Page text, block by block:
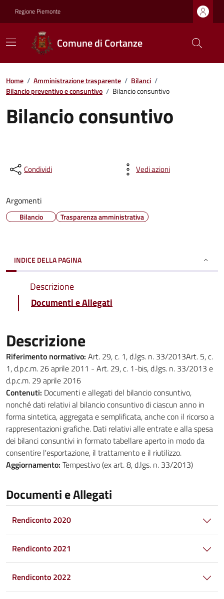
Regione Piemonte
Comune di Cortanze
Home / Amministrazione trasparente / Bilanci /
Bilancio preventivo e consuntivo / Bilancio consuntivo
Bilancio consuntivo
Condividi Vedi azioni
Argomenti
Bilancio Trasparenza amministrativa
INDICE DELLA PAGINA
Descrizione
Documenti e Allegati
Descrizione
Riferimento normativo: Art. 29, c. 1, d.lgs. n. 33/2013Art. 5, c.
1, d.p.c.m. 26 aprile 2011 - Art. 29, c. 1-bis, d.lgs. n. 33/2013 e
d.p.c.m. 29 aprile 2016
Contenuti: Documenti e allegati del bilancio consuntivo,
nonché dati relativi al bilancio consuntivo di ciascun anno in
forma sintetica, aggregata e semplificata, anche con il ricorso a
rappresentazioni grafiche. Dati relativi alle entrate e alla spesa
dei bilanci consuntivi in formato tabellare aperto in modo da
consentire l'esportazione, il trattamento e il riutilizzo.
Aggiornamento: Tempestivo (ex art. 8, d.lgs. n. 33/2013)
Documenti e Allegati
Rendiconto 2020
Rendiconto 2021
Rendiconto 2022